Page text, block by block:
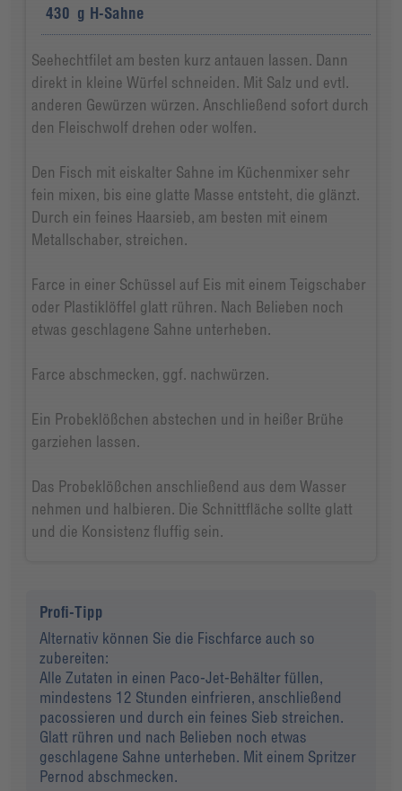
430 g H-Sahne
Seehechtfilet am besten kurz antauen lassen. Dann
direkt in kleine Würfel schneiden. Mit Salz und evtl.
anderen Gewürzen würzen. Anschließend sofort durch
den Fleischwolf drehen oder wolfen.
Den Fisch mit eiskalter Sahne im Küchenmixer sehr
fein mixen, bis eine glatte Masse entsteht, die glänzt.
Durch ein feines Haarsieb, am besten mit einem
Metallschaber, streichen.
Farce in einer Schüssel auf Eis mit einem Teigschaber
oder Plastiklöffel glatt rühren. Nach Belieben noch
etwas geschlagene Sahne unterheben.
Farce abschmecken, ggf. nachwürzen.
Ein Probeklößchen abstechen und in heißer Brühe
garziehen lassen.
Das Probeklößchen anschließend aus dem Wasser
nehmen und halbieren. Die Schnittfläche sollte glatt
und die Konsistenz fluffig sein.
Profi-Tipp
Alternativ können Sie die Fischfarce auch so
zubereiten:
Alle Zutaten in einen Paco-Jet-Behälter füllen,
mindestens 12 Stunden einfrieren, anschließend
pacossieren und durch ein feines Sieb streichen.
Glatt rühren und nach Belieben noch etwas
geschlagene Sahne unterheben. Mit einem Spritzer
Pernod abschmecken.